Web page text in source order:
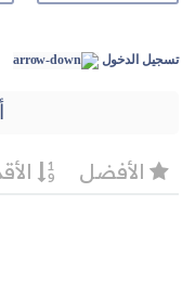
تسجيل الدخول